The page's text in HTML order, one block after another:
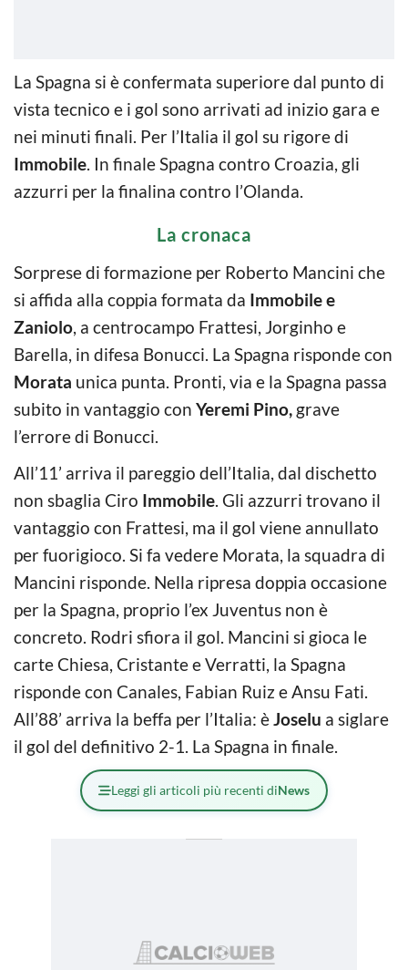
La Spagna si è confermata superiore dal punto di
vista tecnico e i gol sono arrivati ad inizio gara e
nei minuti finali. Per l’Italia il gol su rigore di
Immobile. In finale Spagna contro Croazia, gli
azzurri per la finalina contro l’Olanda.
La cronaca
Sorprese di formazione per Roberto Mancini che
si affida alla coppia formata da Immobile e
Zaniolo, a centrocampo Frattesi, Jorginho e
Barella, in difesa Bonucci. La Spagna risponde con
Morata unica punta. Pronti, via e la Spagna passa
subito in vantaggio con Yeremi Pino, grave
l’errore di Bonucci.
All’11’ arriva il pareggio dell’Italia, dal dischetto
non sbaglia Ciro Immobile. Gli azzurri trovano il
vantaggio con Frattesi, ma il gol viene annullato
per fuorigioco. Si fa vedere Morata, la squadra di
Mancini risponde. Nella ripresa doppia occasione
per la Spagna, proprio l’ex Juventus non è
concreto. Rodri sfiora il gol. Mancini si gioca le
carte Chiesa, Cristante e Verratti, la Spagna
risponde con Canales, Fabian Ruiz e Ansu Fati.
All’88’ arriva la beffa per l’Italia: èJoselu a siglare
il gol del definitivo 2-1. La Spagna in finale.
Leggi gli articoli più recenti diNews